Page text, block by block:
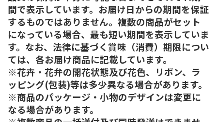
間で表示しています。お届け日からの期間を保証
するものではありません。複数の商品がセット
になっている場合、最も短い期間を表示していま
す。なお、法律に基づく賞味（消費）期限につい
ては、各お届け商品に記載しています。
※花卉・花弁の開花状態及び花色、リボン、ラ
ッピング(包装)等は多少異なる場合があります。
※商品のパッケージ・小物のデザインは変更に
なる場合があります。